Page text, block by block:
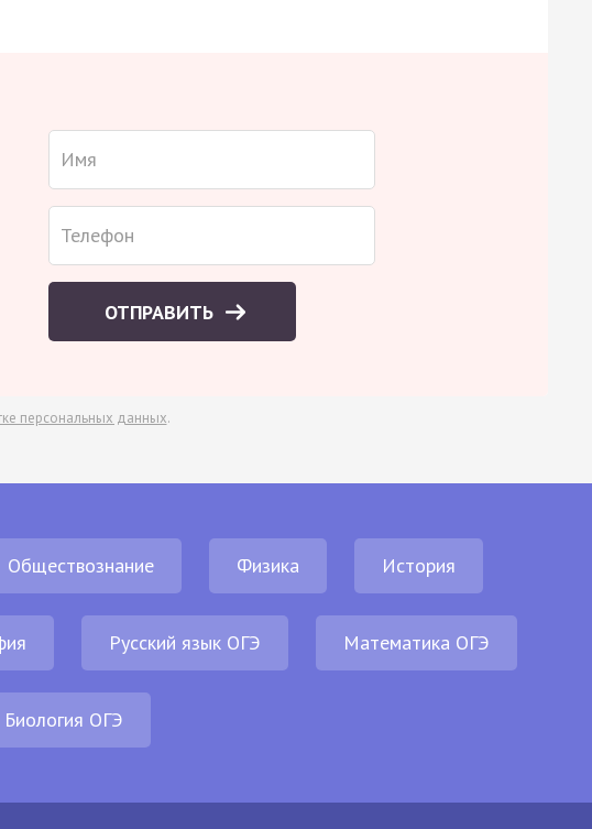
ОТПРАВИТЬ
персональных данных.
Обществознание Физика История
Русский язык ОГЭ Математика ОГЭ
Биология ОГЭ